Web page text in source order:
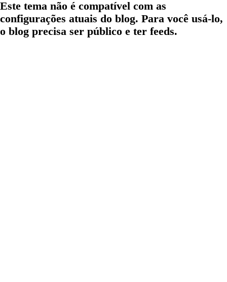
Este tema não é compatível com as
configurações atuais do blog. Para você usá-lo,
o blog precisa ser público e ter feeds.